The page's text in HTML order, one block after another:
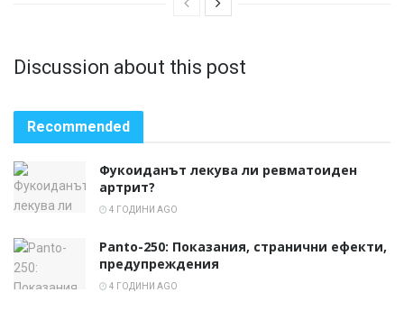
Discussion about this post
Recommended
Фукоиданът лекува ли ревматоиден
артрит?
4 ГОДИНИ AGO
Panto-250: Показания, странични ефекти,
предупреждения
4 ГОДИНИ AGO